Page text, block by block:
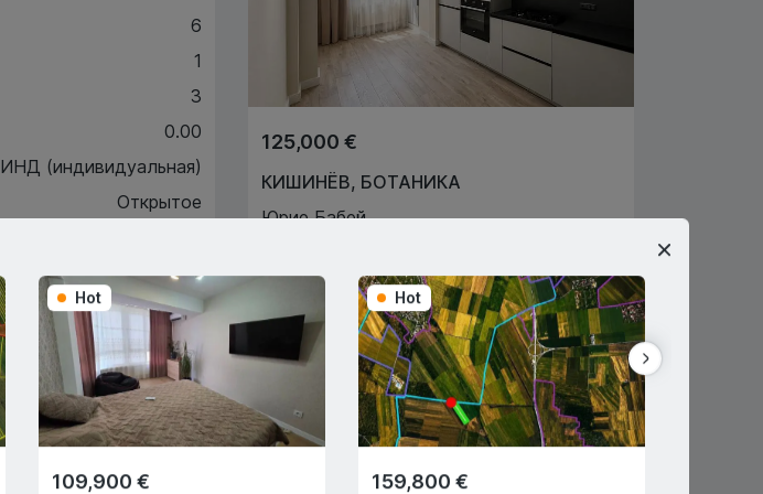
6
1
3
0.00
ИНД (индивидуальная)
Открытое
125,000 €
КИШИНЁВ, БОТАНИКА
Юрие Бабей
Кристина Рошиан 061239222
Агент по недвижимости
Hot
109,900 €
Hot
159,800 €